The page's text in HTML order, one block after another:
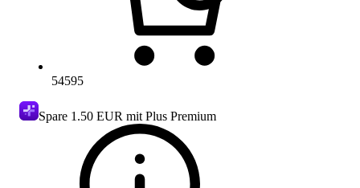
54595
Spare 1.50 EUR mit Plus Premium